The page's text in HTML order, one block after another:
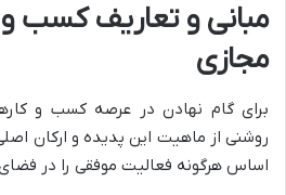
مبانی و تعاریف کسب
مجازی
برای گام نهادن در عرصه کسب و
روشنی از ماهیت این پدیده و ارکان
اساس هرگونه فعالیت موفقی را در